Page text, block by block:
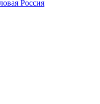
Россия